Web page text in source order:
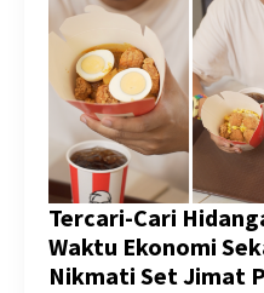
Tercari-Cari
Waktu Ekonomi
Nikmati Set Jimat